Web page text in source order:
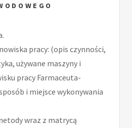
pracy: (opis czynności,
używane maszyny i
pracy Farmaceuta-
i miejsce wykonywania
wraz z matrycą